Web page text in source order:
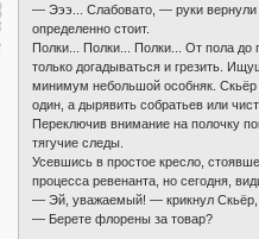
— Эээ... Слабовато, — руки вернули
определенно стоит.
Полки... Полки... Полки... От пола до
только догадываться и грезить.
минимум небольшой особняк. Скьёр
один, а дырявить собратьев или
Переключив внимание на полочку
тягучие следы.
Усевшись в простое кресло,
процесса ревенанта, но сегодня,
— Эй, уважаемый! — крикнул Скьёр,
— Берете флорены за товар?